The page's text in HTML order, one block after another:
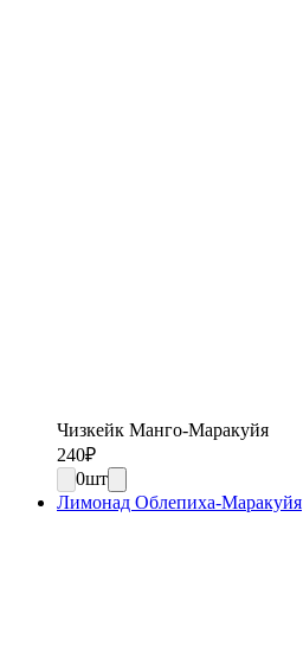
Чизкейк Манго-Маракуйя
240₽
0шт
Лимонад Облепиха-Маракуйя